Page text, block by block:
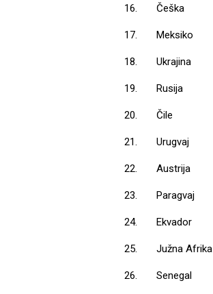
16. Češka
17. Meksiko
18. Ukrajina
19. Rusija
20. Čile
21. Urugvaj
22. Austrija
23. Paragvaj
24. Ekvador
25. Južna Afrika
26. Senegal